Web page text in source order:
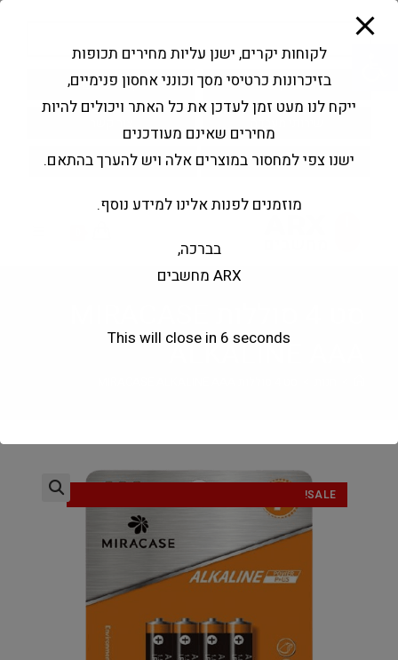
פתח סרגל נגישות
Products
search
החשבון שלי בקשה להצעה
ALKALINE AAA
SALE!
לקוחות יקרים, ישנן עליות מחירים תכופות
בזיכרונות כרטיסי מסך וכונני אחסון פנימיים,
ייקח לנו מעט זמן לעדכן את כל האתר ויכולים להיות
מחירים שאינם מעודכנים
ישנו צפי למחסור במוצרים אלה ויש להערך בהתאם.
מוזמנים לפנות אלינו למידע נוסף.
בברכה,
ARX מחשבים
This will close in 6 seconds